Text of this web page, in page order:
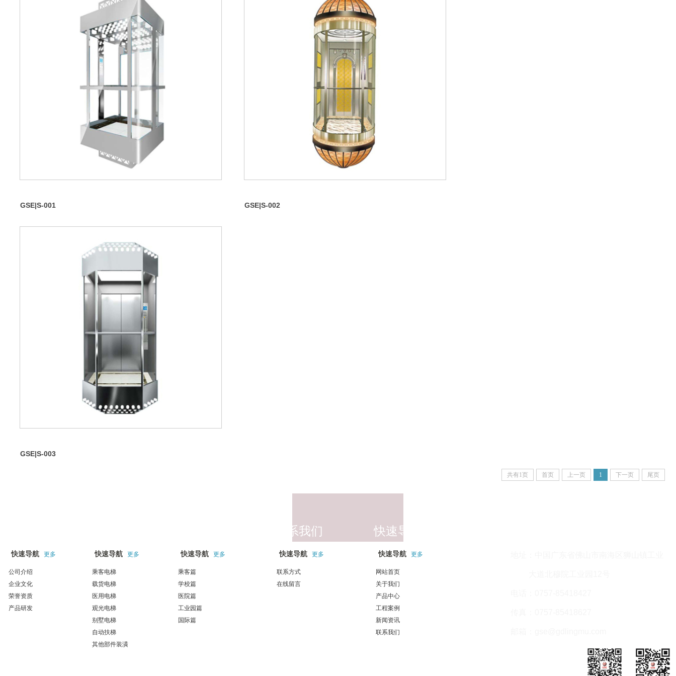
GSE|S-001 GSE|S-002
GSE|S-003
共有1页 首页 上一页 1 下一页 尾页
快速导航 更多
网站首页
关于我们
产品中心
工程案例
新闻资讯
联系我们
快速导航 更多
联系方式
在线留言
快速导航 更多
乘客篇
学校篇
医院篇
工业园篇
国际篇
快速导航 更多
乘客电梯
载货电梯
医用电梯
观光电梯
别墅电梯
自动扶梯
其他部件装潢
快速导航 更多
公司介绍
企业文化
荣誉资质
产品研发
快速导航
联系我们